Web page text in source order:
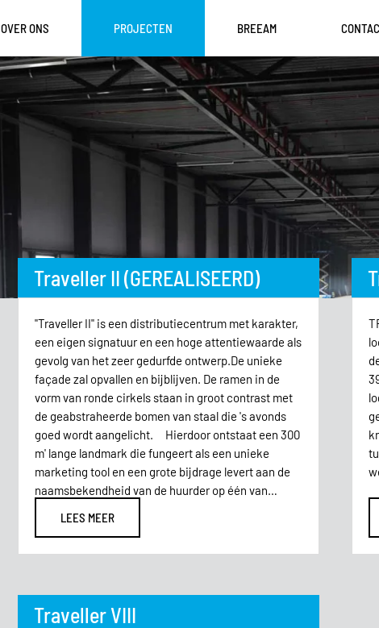
OVER ONS PROJECTEN BREEAM
Traveller II (GEREALISEERD)
"Traveller II" is een distributiecentrum met karakter,
een eigen signatuur en een hoge attentiewaarde als
gevolg van het zeer gedurfde ontwerp.De unieke
façade zal opvallen en bijblijven. De ramen in de
vorm van ronde cirkels staan in groot contrast met
de geabstraheerde bomen van staal die 's avonds
goed wordt aangelicht. Hierdoor ontstaat een 300
m' lange landmark die fungeert als een unieke
marketing tool en een grote bijdrage levert aan de
naamsbekendheid van de huurder op één van…
LEES MEER
Traveller VIII